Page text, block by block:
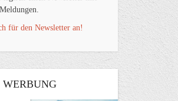
für den Newsletter an!
WERBUNG